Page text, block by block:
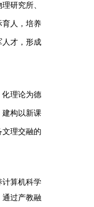
研究所、
育人，培养
人才，形成
理论为德
建构以新课
理交融的
算机科学
过产教融